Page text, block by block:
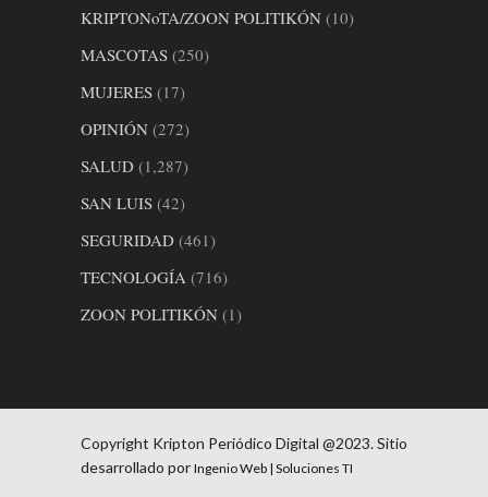
KRIPTONoTA/ZOON POLITIKÓN (10)
MASCOTAS (250)
MUJERES (17)
OPINIÓN (272)
SALUD (1,287)
SAN LUIS (42)
SEGURIDAD (461)
TECNOLOGÍA (716)
ZOON POLITIKÓN (1)
Copyright Kripton Periódico Digital @2023. Sitio
desarrollado por Ingenio Web | Soluciones TI